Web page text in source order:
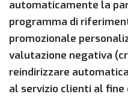
automaticamente la
programma di
promozionale
valutazione negativa
reindirizzare
al servizio clienti al